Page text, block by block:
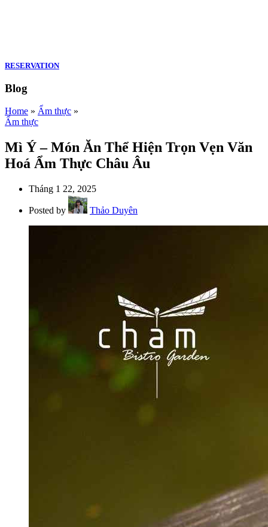
RESERVATION
Blog
Home » Ẩm thực »
Ẩm thực
Mì Ý – Món Ăn Thể Hiện Trọn Vẹn Văn
Hoá Ẩm Thực Châu Âu
Tháng 1 22, 2025
Posted by Thảo Duyên